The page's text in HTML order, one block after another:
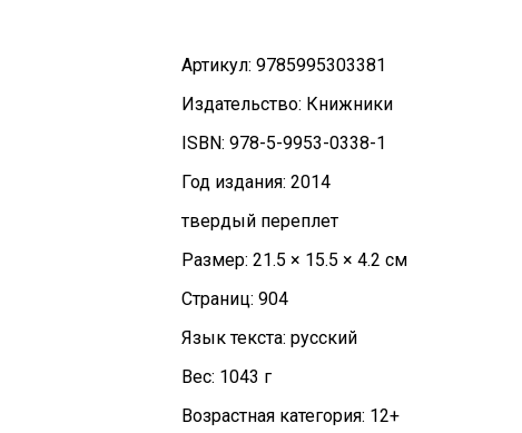
Артикул: 9785995303381
Издательство: Книжники
ISBN: 978-5-9953-0338-1
Год издания: 2014
твердый переплет
Размер: 21.5 × 15.5 × 4.2 см
Страниц: 904
Язык текста: русский
Вес: 1043 г
Возрастная категория: 12+